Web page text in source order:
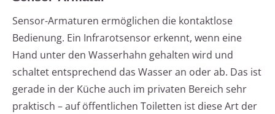
Sensor-Armaturen ermöglichen die kontaktlose
Bedienung. Ein Infrarotsensor erkennt, wenn eine
Hand unter den Wasserhahn gehalten wird und
schaltet entsprechend das Wasser an oder ab. Das ist
gerade in der Küche auch im privaten Bereich sehr
praktisch – auf öffentlichen Toiletten ist diese Art der